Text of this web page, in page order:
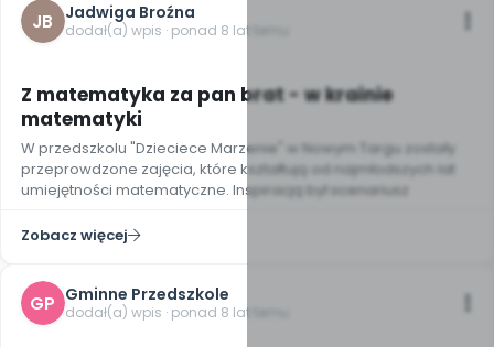
JB Jadwiga Broźna
dodał(a) wpis · ponad 8 lat temu
Z matematyka za pan brat - w krainie
matematyki
W przedszkolu "Dzieciece Marzenie" w Nowym Targu zostały
przeprowdzone zajęcia, które kształtują od najmłodszych lat
umiejętności matematyczne. Inspiracją był scenariusz
Zobacz więcej
GP Gminne Przedszkole
dodał(a) wpis · ponad 8 lat temu